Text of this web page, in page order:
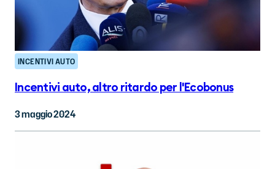
INCENTIVI AUTO
Incentivi auto, altro ritardo per l'Ecobonus
3 maggio 2024